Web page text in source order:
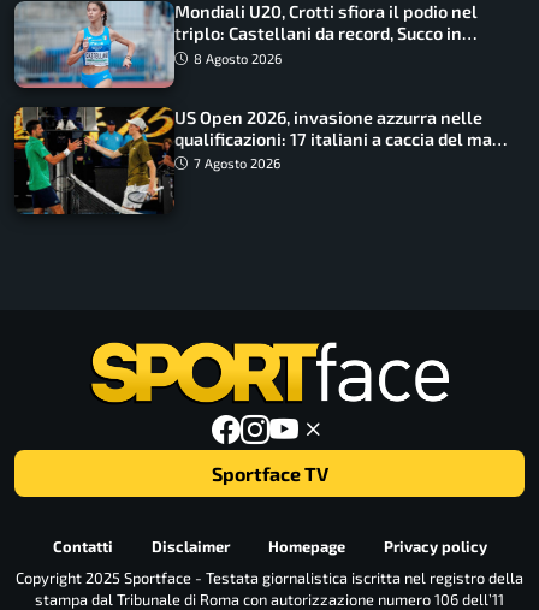
Mondiali U20, Crotti sfiora il podio nel
triplo: Castellani da record, Succo in
finale
8 Agosto 2026
US Open 2026, invasione azzurra nelle
qualificazioni: 17 italiani a caccia del main
draw7 Agosto 2026
Sportface TV
Contatti Disclaimer Homepage
Privacy policy
Copyright 2025 Sportface - Testata giornalistica iscritta nel registro della
stampa dal Tribunale di Roma con autorizzazione numero 106 dell’11